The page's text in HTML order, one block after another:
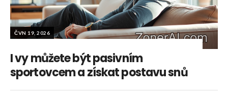
ČVN 19, 2026
I vy můžete být pasivním
sportovcem a získat postavu snů